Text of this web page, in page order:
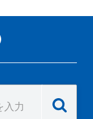
copy